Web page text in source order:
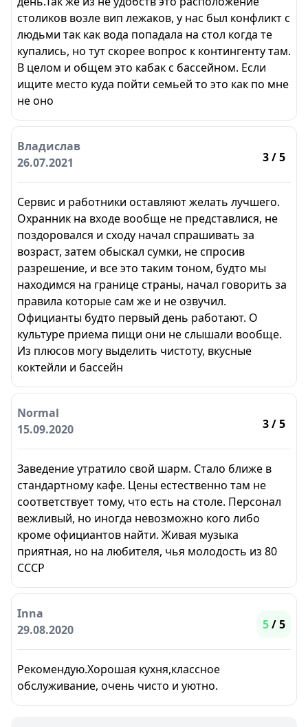
столиков возле вип лежаков, у нас был конфликт с
людьми так как вода попадала на стол когда те
купались, но тут скорее вопрос к контингенту там.
В целом и общем это кабак с бассейном. Если
ищите место куда пойти семьей то это как по мне
не оно
Владислав
26.07.2021
3/ 5
Сервис и работники оставляют желать лучшего.
Охранник на входе вообще не представлися, не
поздоровался и сходу начал спрашивать за
возраст, затем обыскал сумки, не спросив
разрешение, и все это таким тоном, будто мы
находимся на границе страны, начал говорить за
правила которые сам же и не озвучил.
Официанты будто первый день работают. О
культуре приема пищи они не слышали вообще.
Из плюсов могу выделить чистоту, вкусные
коктейли и бассейн
Normal
15.09.2020
3/ 5
Заведение утратило свой шарм. Стало ближе в
стандартному кафе. Цены естественно там не
соответствует тому, что есть на столе. Персонал
вежливый, но иногда невозможно кого либо
кроме официантов найти. Живая музыка
приятная, но на любителя, чья молодость из 80
СССР
Inna
29.08.2020
5/ 5
Рекомендую.Хорошая кухня,классное
обслуживание, очень чисто и уютно.